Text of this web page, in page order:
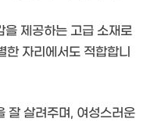
제공하는 고급 소재로
한 자리에서도 적합합니
잘 살려주며, 여성스러운